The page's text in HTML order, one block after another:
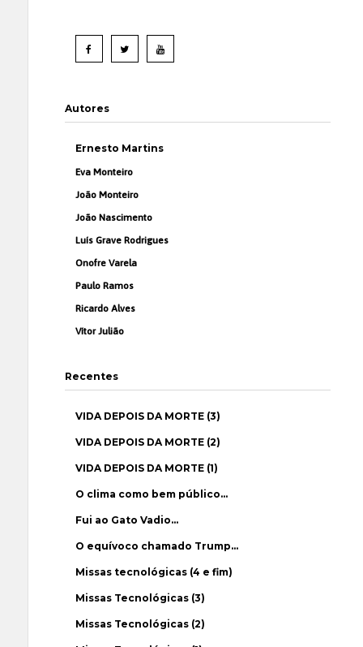
Autores
Ernesto Martins
Eva Monteiro
João Monteiro
João Nascimento
Luís Grave Rodrigues
Onofre Varela
Paulo Ramos
Ricardo Alves
Vítor Julião
Recentes
VIDA DEPOIS DA MORTE (3)
VIDA DEPOIS DA MORTE (2)
VIDA DEPOIS DA MORTE (1)
O clima como bem público…
Fui ao Gato Vadio…
O equívoco chamado Trump…
Missas tecnológicas (4 e fim)
Missas Tecnológicas (3)
Missas Tecnológicas (2)